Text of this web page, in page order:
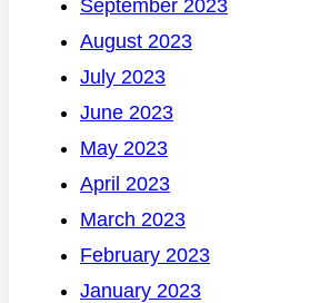
September 2023
August 2023
July 2023
June 2023
May 2023
April 2023
March 2023
February 2023
January 2023